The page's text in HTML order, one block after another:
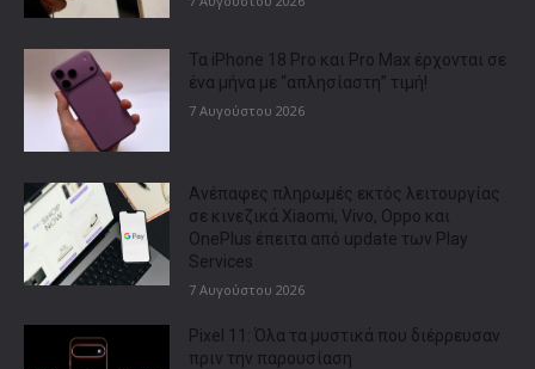
Τα iPhone 18 Pro και Pro Max έρχονται σε
ένα μήνα με “απλησίαστη” τιμή!
7 Αυγούστου 2026
Ανέπαφες πληρωμές εκτός λειτουργίας
σε κινεζικά Xiaomi, Vivo, Oppo και
OnePlus έπειτα από update των Play
Services
7 Αυγούστου 2026
Pixel 11: Όλα τα μυστικά που διέρρευσαν
πριν την παρουσίαση